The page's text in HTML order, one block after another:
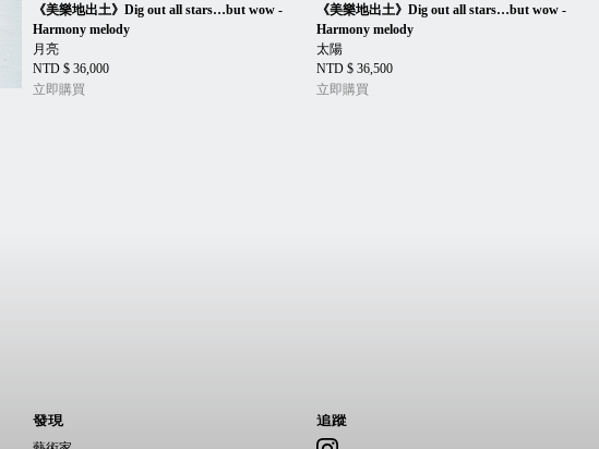
《美樂地出土》Dig out all stars…but wow -
Harmony melody
月亮
NTD $ 36,000
立即購買
《美樂地出土》Dig out all stars…but wow -
Harmony melody
太陽
NTD $ 36,500
立即購買
發現 追蹤